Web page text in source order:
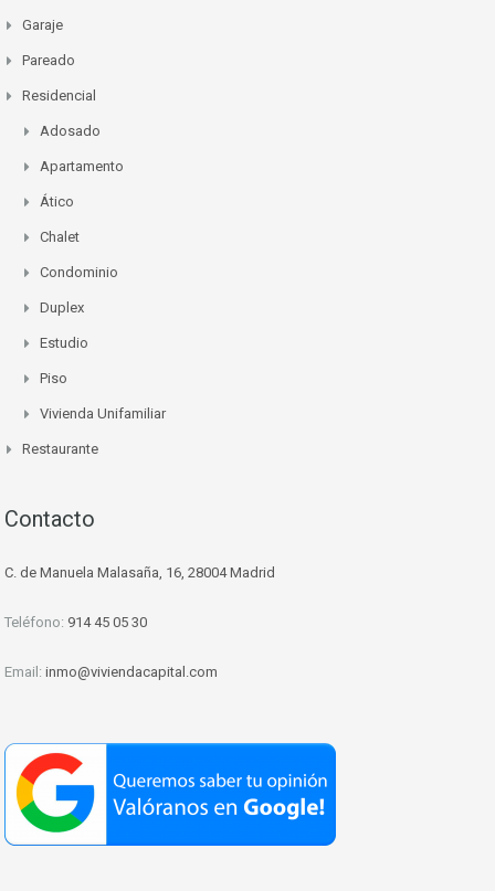
Garaje
Pareado
Residencial
Adosado
Apartamento
Ático
Chalet
Condominio
Duplex
Estudio
Piso
Vivienda Unifamiliar
Restaurante
Contacto
C. de Manuela Malasaña, 16, 28004 Madrid
Teléfono: 914 45 05 30
Email: inmo@viviendacapital.com